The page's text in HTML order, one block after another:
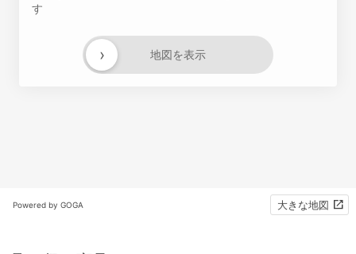
す
地図を表示
›
Powered by GOGA 大きな地図